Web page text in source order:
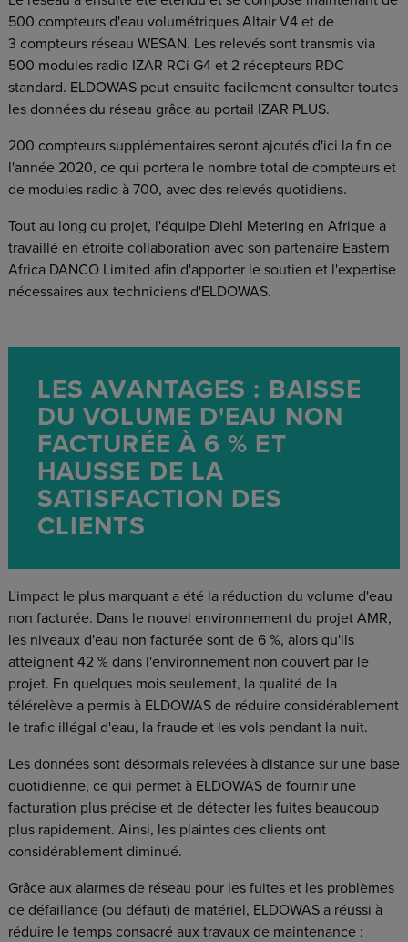
500 compteurs d'eau volumétriques Altair V4 et de
3 compteurs réseau WESAN. Les relevés sont transmis via
500 modules radio IZAR RCi G4 et 2 récepteurs RDC
standard. ELDOWAS peut ensuite facilement consulter toutes
les données du réseau grâce au portail IZAR PLUS.
200 compteurs supplémentaires seront ajoutés d'ici la fin de
l'année 2020, ce qui portera le nombre total de compteurs et
de modules radio à 700, avec des relevés quotidiens.
Tout au long du projet, l'équipe Diehl Metering en Afrique a
travaillé en étroite collaboration avec son partenaire Eastern
Africa DANCO Limited afin d'apporter le soutien et l'expertise
nécessaires aux techniciens d'ELDOWAS.
LES AVANTAGES : BAISSE
DU VOLUME D'EAU NON
FACTURÉE À 6 % ET
HAUSSE DE LA
SATISFACTION DES
CLIENTS
L'impact le plus marquant a été la réduction du volume d'eau
non facturée. Dans le nouvel environnement du projet AMR,
les niveaux d'eau non facturée sont de 6 %, alors qu'ils
atteignent 42 % dans l'environnement non couvert par le
projet. En quelques mois seulement, la qualité de la
télérelève a permis à ELDOWAS de réduire considérablement
le trafic illégal d'eau, la fraude et les vols pendant la nuit.
Les données sont désormais relevées à distance sur une base
quotidienne, ce qui permet à ELDOWAS de fournir une
facturation plus précise et de détecter les fuites beaucoup
plus rapidement. Ainsi, les plaintes des clients ont
considérablement diminué.
Grâce aux alarmes de réseau pour les fuites et les problèmes
de défaillance (ou défaut) de matériel, ELDOWAS a réussi à
réduire le temps consacré aux travaux de maintenance :